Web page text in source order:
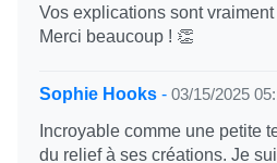
Vos explications sont
Merci beaucoup ! 👏
Sophie Hooks - 03/15/2025
Incroyable comme une petite
du relief à ses créations. Je